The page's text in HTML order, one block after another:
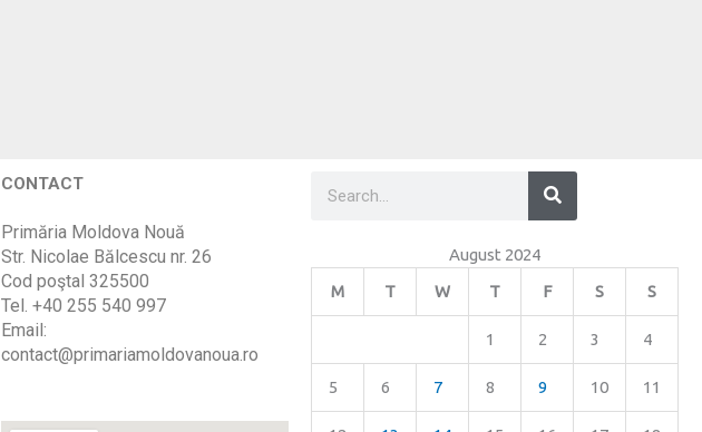
CONTACT
Primăria Moldova Nouă
Str. Nicolae Bălcescu nr. 26
Cod poştal 325500
Tel. +40 255 540 997
Email:
contact@primariamoldovanoua.ro
Search
August 2024
M
T W T F S S
1 2 3 4
5 6 7 8 9 10 11